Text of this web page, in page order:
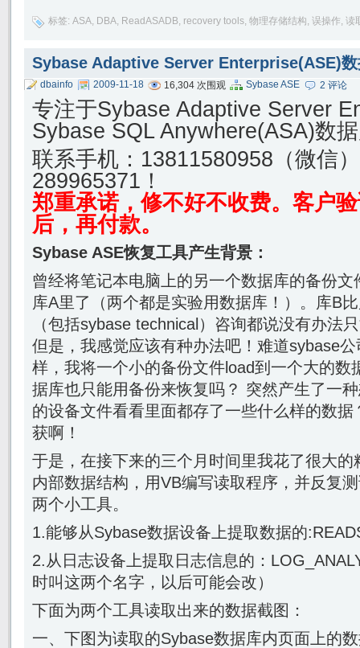
标签: ASA, DBA, ReadASADB, recovery tools, 物理存储结构, 误操作, 读
Sybase Adaptive Server Enterprise(ASE)数
dbainfo 2009-11-18 16,304 次围观 Sybase ASE 2 评论
专注于Sybase Adaptive Server
Sybase SQL Anywhere(ASA)数
联系手机： 13811580958（微信
289965371！
郑重承诺，修不好不收费。客户
后，再付款。
Sybase ASE恢复工具产生背景：
曾经将笔记本电脑上的另一个数据库的备份
库A里了（两个都是实验用数据库！）。库B
（包括sybase technical）咨询都说没有办法
但是，我感觉应该有种办法吧！难道sybase
样，我将一个小的备份文件load到一个大的数
据库也只能用备份来恢复吗？ 突然产生了一
的设备文件看看里面都存了一些什么样的数
获啊！
于是，在接下来的三个月时间里我花了很大的
内部数据结构，用VB编写读取程序，并反复
两个小工具。
1.能够从Sybase数据设备上提取数据的
2.从日志设备上提取日志信息的：
时叫这两个名字，以后可能会改）
下面为两个工具读取出来的数据截图：
一、下图为读取的Sybase数据库内页面上的